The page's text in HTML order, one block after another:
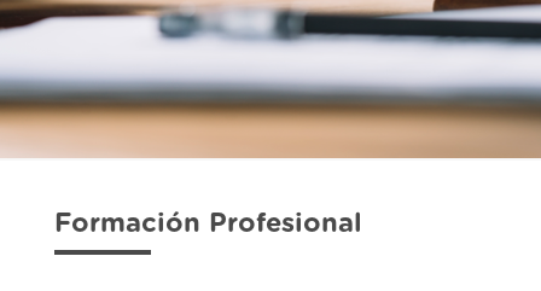
Formación Profesional